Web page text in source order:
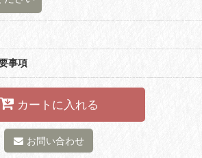
事項
カートに入れる
お問い合わせ